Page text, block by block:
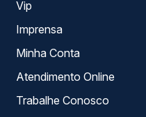
Vip
Imprensa
Minha Conta
Atendimento Online
Trabalhe Conosco